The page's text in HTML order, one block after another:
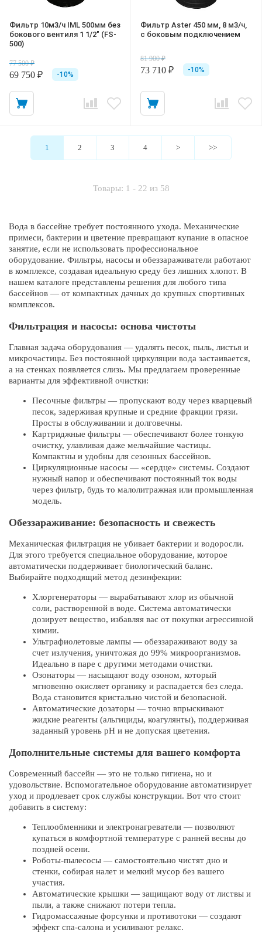
Фильтр 10м3/ч IML 500мм без
бокового вентиля 1 1/2" (FS-
500)
77 500 ₽
69 750 ₽ -10%
Фильтр Aster 450 мм, 8 м3/ч,
с боковым подключениeм
81 900 ₽
73 710 ₽ -10%
1 2 3 4 > >>
Товары: 1 - 22 из 58
Вода в бассейне требует постоянного ухода. Механические
примеси, бактерии и цветение превращают купание в опасное
занятие, если не использовать профессиональное
оборудование. Фильтры, насосы и обеззараживатели работают
в комплексе, создавая идеальную среду без лишних хлопот. В
нашем каталоге представлены решения для любого типа
бассейнов — от компактных дачных до крупных спортивных
комплексов.
Фильтрация и насосы: основа чистоты
Главная задача оборудования — удалять песок, пыль, листья и
микрочастицы. Без постоянной циркуляции вода застаивается,
а на стенках появляется слизь. Мы предлагаем проверенные
варианты для эффективной очистки:
Песочные фильтры — пропускают воду через кварцевый
песок, задерживая крупные и средние фракции грязи.
Просты в обслуживании и долговечны.
Картриджные фильтры — обеспечивают более тонкую
очистку, улавливая даже мельчайшие частицы.
Компактны и удобны для сезонных бассейнов.
Циркуляционные насосы — «сердце» системы. Создают
нужный напор и обеспечивают постоянный ток воды
через фильтр, будь то малолитражная или промышленная
модель.
Обеззараживание: безопасность и свежесть
Механическая фильтрация не убивает бактерии и водоросли.
Для этого требуется специальное оборудование, которое
автоматически поддерживает биологический баланс.
Выбирайте подходящий метод дезинфекции:
Хлоргенераторы — вырабатывают хлор из обычной
соли, растворенной в воде. Система автоматически
дозирует вещество, избавляя вас от покупки агрессивной
химии.
Ультрафиолетовые лампы — обеззараживают воду за
счет излучения, уничтожая до 99% микроорганизмов.
Идеально в паре с другими методами очистки.
Озонаторы — насыщают воду озоном, который
мгновенно окисляет органику и распадается без следа.
Вода становится кристально чистой и безопасной.
Автоматические дозаторы — точно впрыскивают
жидкие реагенты (альгициды, коагулянты), поддерживая
заданный уровень pH и не допуская цветения.
Дополнительные системы для вашего комфорта
Современный бассейн — это не только гигиена, но и
удовольствие. Вспомогательное оборудование автоматизирует
уход и продлевает срок службы конструкции. Вот что стоит
добавить в систему:
Теплообменники и электронагреватели — позволяют
купаться в комфортной температуре с ранней весны до
поздней осени.
Роботы-пылесосы — самостоятельно чистят дно и
стенки, собирая налет и мелкий мусор без вашего
участия.
Автоматические крышки — защищают воду от листвы и
пыли, а также снижают потери тепла.
Гидромассажные форсунки и противотоки — создают
эффект спа-салона и усиливают релакс.